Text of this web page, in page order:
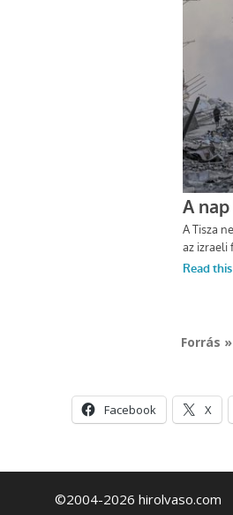
Forrás »
Facebook X
©2004-2026 hirolvaso.com